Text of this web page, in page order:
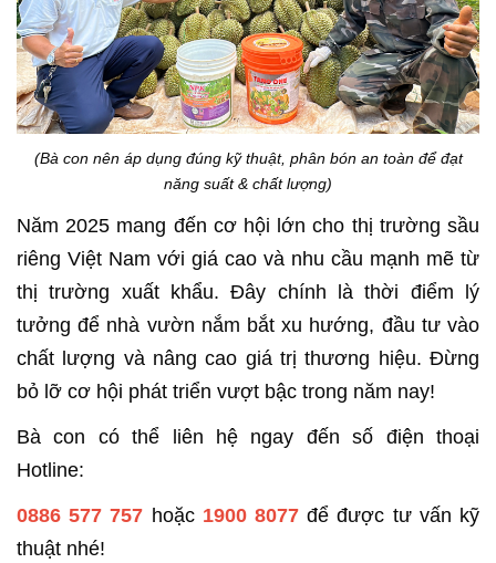
(Bà con nên áp dụng đúng kỹ thuật, phân bón an toàn để đạt
năng suất & chất lượng)
Năm 2025 mang đến cơ hội lớn cho thị trường sầu
riêng Việt Nam với giá cao và nhu cầu mạnh mẽ từ
thị trường xuất khẩu. Đây chính là thời điểm lý
tưởng để nhà vườn nắm bắt xu hướng, đầu tư vào
chất lượng và nâng cao giá trị thương hiệu. Đừng
bỏ lỡ cơ hội phát triển vượt bậc trong năm nay!
Bà con có thể liên hệ ngay đến số điện thoại
Hotline:
0886 577 757 hoặc 1900 8077 để được tư vấn kỹ
thuật nhé!